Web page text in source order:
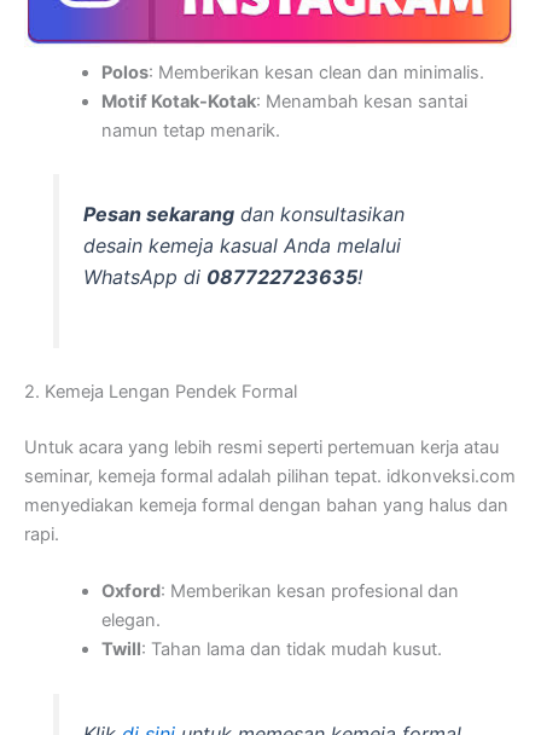
Polos: Memberikan kesan clean dan minimalis.
Motif Kotak-Kotak: Menambah kesan santai
namun tetap menarik.
Pesan sekarang dan konsultasikan
desain kemeja kasual Anda melalui
WhatsApp di 087722723635!
2. Kemeja Lengan Pendek Formal
Untuk acara yang lebih resmi seperti pertemuan kerja atau
seminar, kemeja formal adalah pilihan tepat. idkonveksi.com
menyediakan kemeja formal dengan bahan yang halus dan
rapi.
Oxford: Memberikan kesan profesional dan
elegan.
Twill: Tahan lama dan tidak mudah kusut.